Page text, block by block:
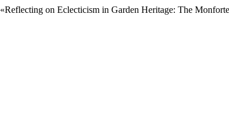
on Eclecticism in Garden Heritage: The